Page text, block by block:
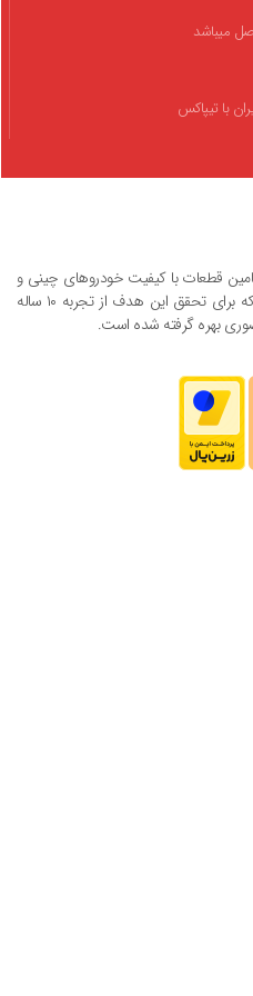
میباشد
با تیپاکس
قطعات با کیفیت خودروهای چینی و
ایرانی و قیمت رقابتی ایجاد شده است که برای تحقق این هدف از تجربه ۱۰ ساله
بهره گرفته شده است.